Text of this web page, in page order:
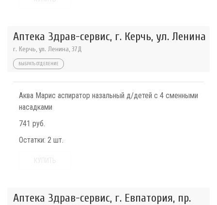
Аптека Здрав-сервис, г. Керчь, ул. Ленина
г. Керчь, ул. Ленина, 37Д
ВЫБРАТЬ ОТДЕЛЕНИЕ
Аква Марис аспиратор назальный д/детей с 4 сменными
насадками
741 руб.
Остатки: 2 шт.
Аптека Здрав-сервис, г. Евпатория, пр.